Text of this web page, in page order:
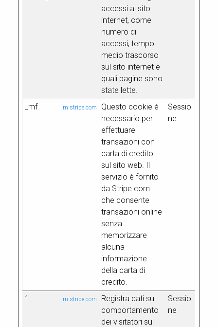
accessi al sito
internet, come
numero di
accessi, tempo
medio trascorso
sul sito internet e
quali pagine sono
state lette.
_mf m.stripe.com
Questo cookie è
necessario per
effettuare
transazioni con
carta di credito
sul sito web. Il
servizio è fornito
da Stripe.com
che consente
transazioni online
senza
memorizzare
alcuna
informazione
della carta di
credito.
Sessio
ne
1 m.stripe.com
Registra dati sul
comportamento
dei visitatori sul
Sessio
ne